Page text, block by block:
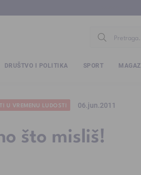
DRUŠTVO I POLITIKA SPORT
U VREMENU LUDOSTI 06.jun.2011
što misliš!